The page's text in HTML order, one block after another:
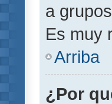
a
Es muy
Arriba
¿Por